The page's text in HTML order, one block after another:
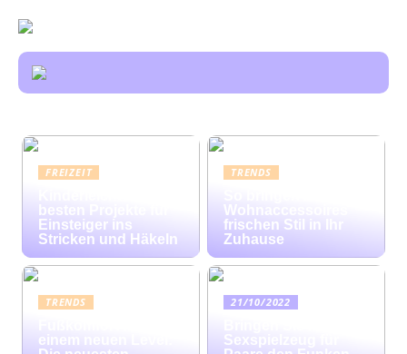
FREIZEIT
besten Projekte für
Einsteiger ins
Stricken und Häkeln
TRENDS
Wohnaccessoires
frischen Stil in Ihr
Zuhause
TRENDS
einem neuen Level:
21/10/2022
Sexspielzeug für